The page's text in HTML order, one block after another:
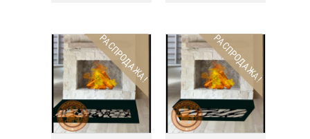
РАСПРОДАЖА! РАСПРОДАЖА!